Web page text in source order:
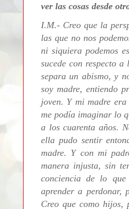
ver las cosas desde
I.M.- Creo que la
las que no nos
ni siquiera podemos
sucede con respecto
separa un abismo, y
soy madre, entiendo
joven. Y mi madre
me podía imaginar lo
a los cuarenta años.
ella pudo sentir
madre. Y con mi
manera injusta, sin
conciencia de lo
aprender a perdonar,
Creo que como hijos,